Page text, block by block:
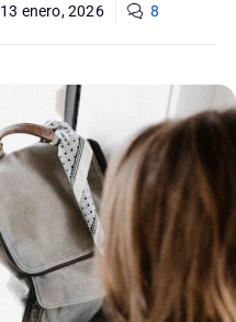
13 enero, 2026 8